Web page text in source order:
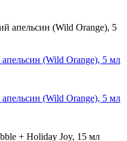
(Wild Orange), 5 мл
(Wild Orange), 5 мл